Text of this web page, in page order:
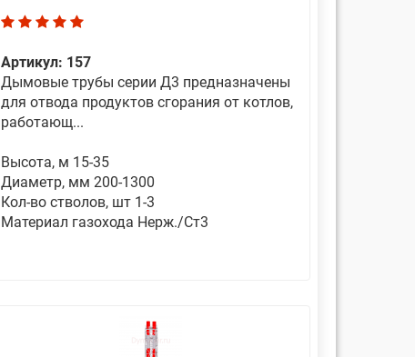
Артикул: 157
Дымовые трубы серии Д3 предназначены
для отвода продуктов сгорания от котлов,
работающ...
Высота, м 15-35
Диаметр, мм 200-1300
Кол-во стволов, шт 1-3
Материал газохода Нерж./Ст3